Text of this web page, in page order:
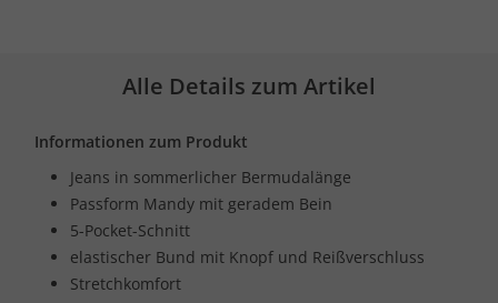
Alle Details zum Artikel
Informationen zum Produkt
Jeans in sommerlicher Bermudalänge
Passform Mandy mit geradem Bein
5-Pocket-Schnitt
elastischer Bund mit Knopf und Reißverschluss
Stretchkomfort